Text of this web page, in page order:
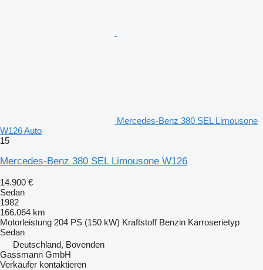
Mercedes-Benz 380 SEL Limousone
W126 Auto
15
Mercedes-Benz 380 SEL Limousone W126
14.900 €
Sedan
1982
166.064 km
Motorleistung 204 PS (150 kW) Kraftstoff Benzin Karroserietyp
Sedan
Deutschland, Bovenden
Gassmann GmbH
Verkäufer kontaktieren